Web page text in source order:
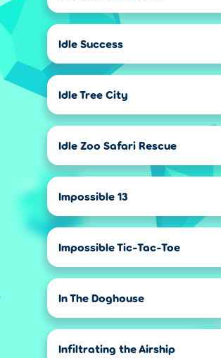
Idle Success
Idle Tree City
Idle Zoo Safari Rescue
Impossible 13
Impossible Tic-Tac-Toe
In The Doghouse
Infiltrating the Airship